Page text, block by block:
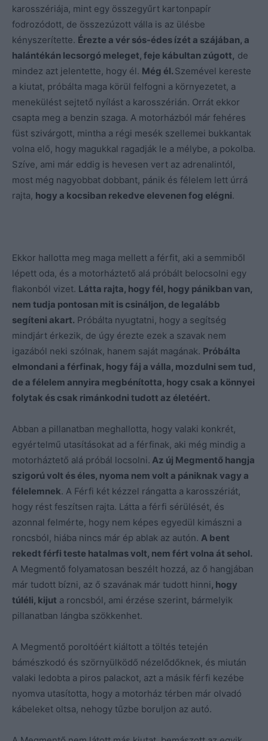
karosszériája, mint egy összegyűrt kartonpapír
fodrozódott, de összezúzott válla is az ülésbe
kényszerítette. Érezte a vér sós-édes ízét a szájában, a
halántékán lecsorgó meleget, feje kábultan zúgott, de
mindez azt jelentette, hogy él. Még él. Szemével kereste
a kiutat, próbálta maga körül felfogni a környezetet, a
menekülést sejtető nyílást a karosszérián. Orrát ekkor
csapta meg a benzin szaga. A motorházból már fehéres
füst szivárgott, mintha a régi mesék szellemei bukkantak
volna elő, hogy magukkal ragadják le a mélybe, a pokolba.
Szíve, ami már eddig is hevesen vert az adrenalintól,
most még nagyobbat dobbant, pánik és félelem lett úrrá
rajta, hogy a kocsiban rekedve elevenen fog elégni.
Ekkor hallotta meg maga mellett a férfit, aki a semmiből
lépett oda, és a motorháztető alá próbált belocsolni egy
flakonból vizet. Látta rajta, hogy fél, hogy pánikban van,
nem tudja pontosan mit is csináljon, de legalább
segíteni akart. Próbálta nyugtatni, hogy a segítség
mindjárt érkezik, de úgy érezte ezek a szavak nem
igazából neki szólnak, hanem saját magának. Próbálta
elmondani a férfinak, hogy fáj a válla, mozdulni sem tud,
de a félelem annyira megbénította, hogy csak a könnyei
folytak és csak rimánkodni tudott az életéért.
Abban a pillanatban meghallotta, hogy valaki konkrét,
egyértelmű utasításokat ad a férfinak, aki még mindig a
motorháztető alá próbál locsolni. Az új Megmentő hangja
szigorú volt és éles, nyoma nem volt a pániknak vagy a
félelemnek. A Férfi két kézzel rángatta a karosszériát,
hogy rést feszítsen rajta. Látta a férfi sérülését, és
azonnal felmérte, hogy nem képes egyedül kimászni a
roncsból, hiába nincs már ép ablak az autón. A bent
rekedt férfi teste hatalmas volt, nem fért volna át sehol.
A Megmentő folyamatosan beszélt hozzá, az ő hangjában
már tudott bízni, az ő szavának már tudott hinni, hogy
túléli, kijut a roncsból, ami érzése szerint, bármelyik
pillanatban lángba szökkenhet.
A Megmentő poroltóért kiáltott a töltés tetején
bámészkodó és szörnyülködő nézelődőknek, és miután
valaki ledobta a piros palackot, azt a másik férfi kezébe
nyomva utasította, hogy a motorház térben már olvadó
kábeleket oltsa, nehogy tűzbe boruljon az autó.